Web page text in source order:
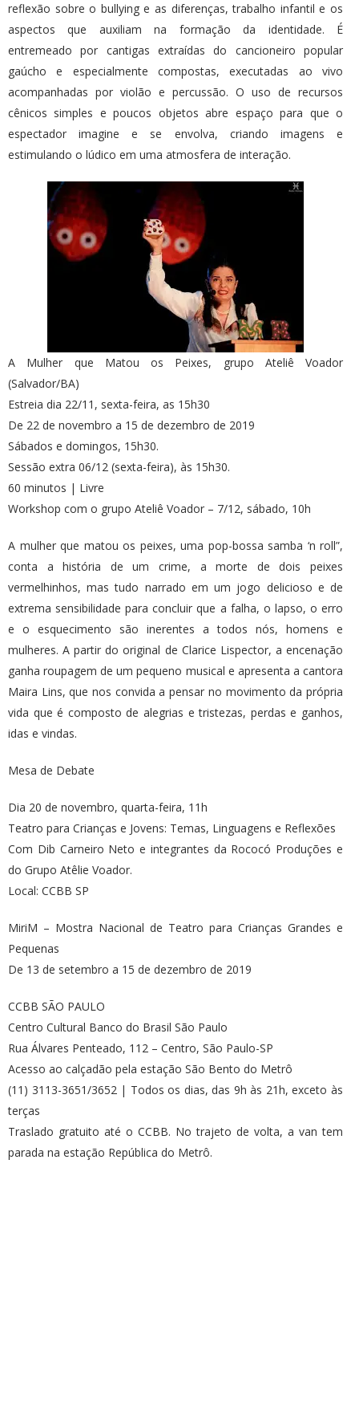
reflexão sobre o bullying e as diferenças, trabalho infantil e os
aspectos que auxiliam na formação da identidade. É
entremeado por cantigas extraídas do cancioneiro popular
gaúcho e especialmente compostas, executadas ao vivo
acompanhadas por violão e percussão. O uso de recursos
cênicos simples e poucos objetos abre espaço para que o
espectador imagine e se envolva, criando imagens e
estimulando o lúdico em uma atmosfera de interação.
A Mulher que Matou os Peixes, grupo Ateliê Voador
(Salvador/BA)
Estreia dia 22/11, sexta-feira, as 15h30
De 22 de novembro a 15 de dezembro de 2019
Sábados e domingos, 15h30.
Sessão extra 06/12 (sexta-feira), às 15h30.
60 minutos | Livre
Workshop com o grupo Ateliê Voador – 7/12, sábado, 10h
A mulher que matou os peixes, uma pop-bossa samba ‘n roll”,
conta a história de um crime, a morte de dois peixes
vermelhinhos, mas tudo narrado em um jogo delicioso e de
extrema sensibilidade para concluir que a falha, o lapso, o erro
e o esquecimento são inerentes a todos nós, homens e
mulheres. A partir do original de Clarice Lispector, a encenação
ganha roupagem de um pequeno musical e apresenta a cantora
Maira Lins, que nos convida a pensar no movimento da própria
vida que é composto de alegrias e tristezas, perdas e ganhos,
idas e vindas.
Mesa de Debate
Dia 20 de novembro, quarta-feira, 11h
Teatro para Crianças e Jovens: Temas, Linguagens e Reflexões
Com Dib Carneiro Neto e integrantes da Rococó Produções e
do Grupo Atêlie Voador.
Local: CCBB SP
MiriM – Mostra Nacional de Teatro para Crianças Grandes e
Pequenas
De 13 de setembro a 15 de dezembro de 2019
CCBB SÃO PAULO
Centro Cultural Banco do Brasil São Paulo
Rua Álvares Penteado, 112 – Centro, São Paulo-SP
Acesso ao calçadão pela estação São Bento do Metrô
(11) 3113-3651/3652 | Todos os dias, das 9h às 21h, exceto às
terças
Traslado gratuito até o CCBB. No trajeto de volta, a van tem
parada na estação República do Metrô.